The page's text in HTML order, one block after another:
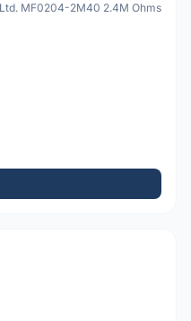
MF0204-2M40 2.4M Ohms